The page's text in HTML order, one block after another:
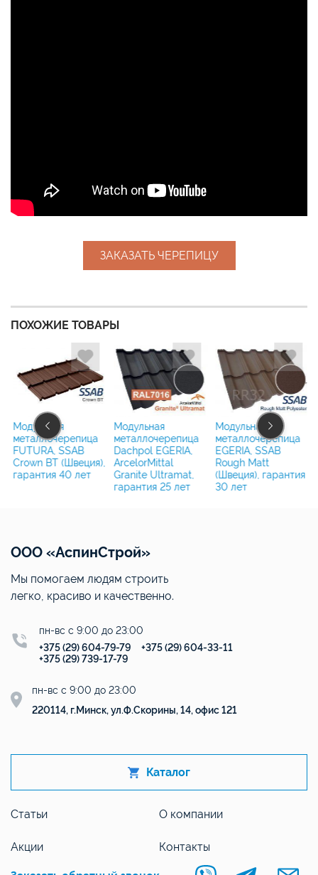
ЗАКАЗАТЬ ЧЕРЕПИЦУ
ПОХОЖИЕ ТОВАРЫ
Модульная
металлочерепица
FUTURA, SSAB
Crown BT (Швеция),
гарантия 40 лет
Модульная
металлочерепица
Dachpol EGERIA,
ArcelorMittal
Granite Ultramat,
гарантия 25 лет
Модульная
металлочерепица
EGERIA, SSAB
Rough Matt
(Швеция), гарантия
30 лет
ООО «АспинСтрой»
Мы помогаем людям строить
легко, красиво и качественно.
пн-вс с 9:00 до 23:00
+375 (29) 604-79-79
+375 (29) 604-33-11
+375 (29) 739-17-79
пн-вс с 9:00 до 23:00
220114, г.Минск, ул.Ф.Скорины, 14, офис 121
Каталог
Статьи О компании
Акции Контакты